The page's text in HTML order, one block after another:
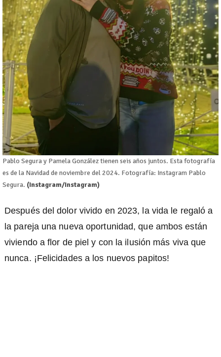
Pablo Segura y Pamela González tienen seis años juntos. Esta fotografía
es de la Navidad de noviembre del 2024. Fotografía: Instagram Pablo
Segura. (Instagram/Instagram)
Después del dolor vivido en 2023, la vida le regaló a
la pareja una nueva oportunidad, que ambos están
viviendo a flor de piel y con la ilusión más viva que
nunca. ¡Felicidades a los nuevos papitos!